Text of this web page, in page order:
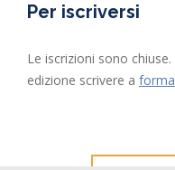
Per iscriversi
Le iscrizioni sono
edizione scrivere a